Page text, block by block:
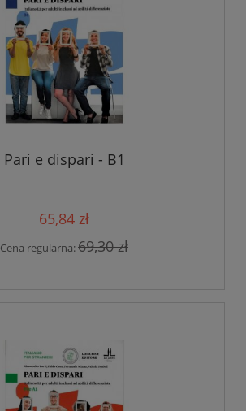
Pari e dispari - B1
65,84 zł
Cena regularna:69,30 zł